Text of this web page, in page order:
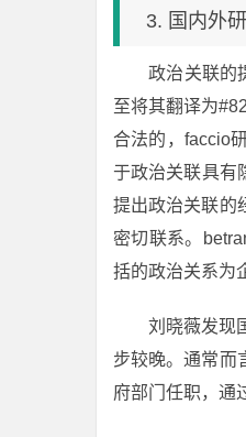
3. 国内外
政治关联的
至将其翻译为
合法的，faccio
于政治关联具有
提出政治关联的
密切联系。
括的政治关系为
刘晓薇发现
步较晚。通常而
府部门任职，通